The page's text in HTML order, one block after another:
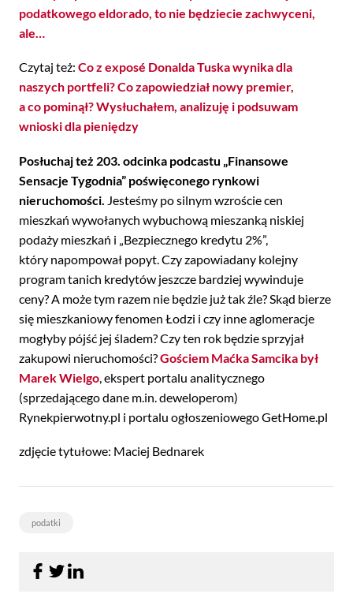
podatkowego eldorado, to nie będziecie zachwyceni,
ale…
Czytaj też: Co z exposé Donalda Tuska wynika dla
naszych portfeli? Co zapowiedział nowy premier,
a co pominął? Wysłuchałem, analizuję i podsuwam
wnioski dla pieniędzy
Posłuchaj też 203. odcinka podcastu „Finansowe
Sensacje Tygodnia” poświęconego rynkowi
nieruchomości. Jesteśmy po silnym wzroście cen
mieszkań wywołanych wybuchową mieszanką niskiej
podaży mieszkań i „Bezpiecznego kredytu 2%”,
który napompował popyt. Czy zapowiadany kolejny
program tanich kredytów jeszcze bardziej wywinduje
ceny? A może tym razem nie będzie już tak źle? Skąd bierze
się mieszkaniowy fenomen Łodzi i czy inne aglomeracje
mogłyby pójść jej śladem? Czy ten rok będzie sprzyjał
zakupowi nieruchomości?Gościem Maćka Samcika był
Marek Wielgo , ekspert portalu analitycznego
(sprzedającego dane m.in. deweloperom)
Rynekpierwotny.pl i portalu ogłoszeniowego GetHome.pl
zdjęcie tytułowe: Maciej Bednarek
podatki